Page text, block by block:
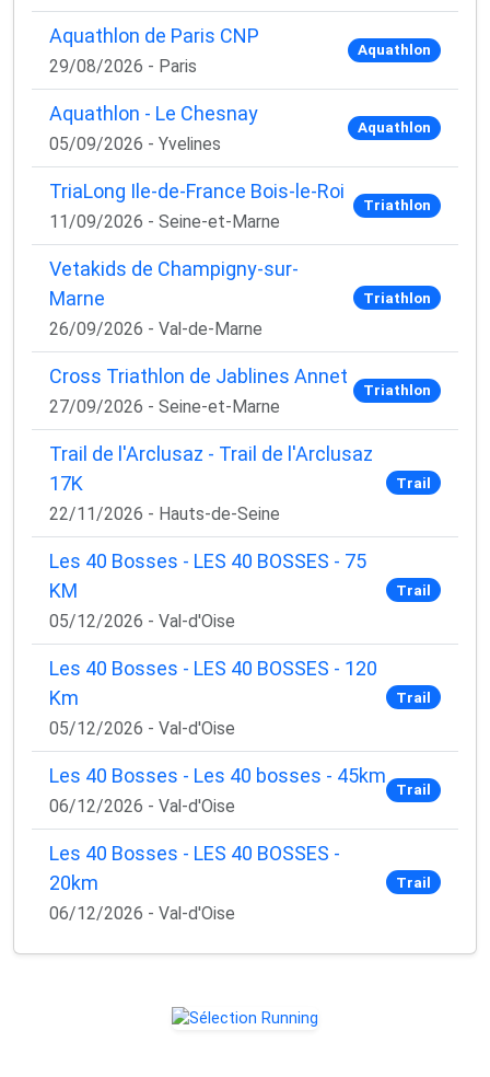
Aquathlon de Paris CNP
29/08/2026 - Paris
Aquathlon
Aquathlon - Le Chesnay
05/09/2026 - Yvelines
Aquathlon
TriaLong Ile-de-France Bois-le-Roi
11/09/2026 - Seine-et-Marne
Triathlon
Vetakids de Champigny-sur-
Marne
26/09/2026 - Val-de-Marne
Triathlon
Cross Triathlon de Jablines Annet
27/09/2026 - Seine-et-Marne
Triathlon
Trail de l'Arclusaz - Trail de l'Arclusaz
17K
22/11/2026 - Hauts-de-Seine
Trail
Les 40 Bosses - LES 40 BOSSES - 75
KM
05/12/2026 - Val-d'Oise
Trail
Les 40 Bosses - LES 40 BOSSES - 120
Km
05/12/2026 - Val-d'Oise
Trail
Les 40 Bosses - Les 40 bosses - 45km
06/12/2026 - Val-d'Oise
Trail
Les 40 Bosses - LES 40 BOSSES -
20km
06/12/2026 - Val-d'Oise
Trail